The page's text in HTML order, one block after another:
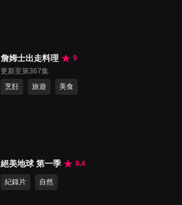
詹姆士出走料理
9
更新至第367集
烹飪
旅遊 美食
絕美地球 第一季 8.4
紀錄片 自然